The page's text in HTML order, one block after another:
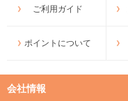
ご利用ガイド
ポイントについて
会社情報